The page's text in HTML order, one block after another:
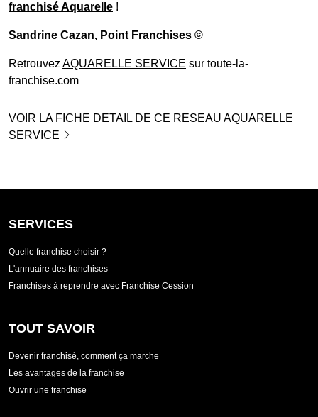
franchisé Aquarelle !
Sandrine Cazan, Point Franchises ©
Retrouvez AQUARELLE SERVICE sur toute-la-
franchise.com
VOIR LA FICHE DETAIL DE CE RESEAU AQUARELLE
SERVICE
SERVICES
Quelle franchise choisir ?
L'annuaire des franchises
Franchises à reprendre avec Franchise Cession
TOUT SAVOIR
Devenir franchisé, comment ça marche
Les avantages de la franchise
Ouvrir une franchise